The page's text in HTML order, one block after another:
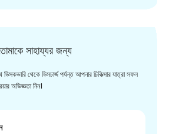
সাহায্যর জন্য
থেকে ডিসচার্জ পর্যন্ত আপনার চিকিত্সার যাত্রা সফল
অভিজ্ঞতা নিন।